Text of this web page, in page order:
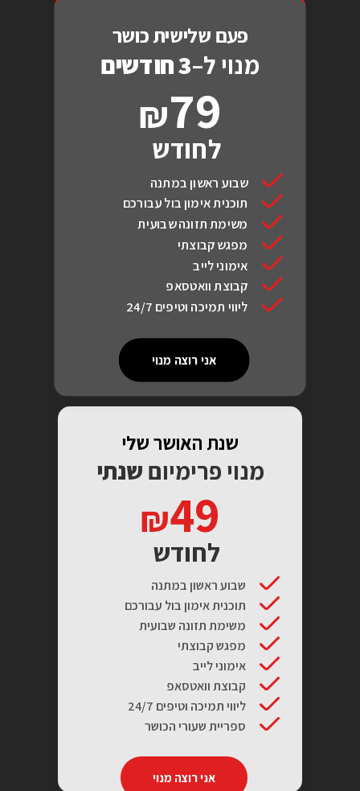
פעם שלישית כושר
מנוי ל–3 חודשים
79
לחודש
שבוע ראשון במתנה
תוכנית אימון בול עבורכם
משימת תזונה שבועית
מפגש קבוצתי
אימוני לייב
קבוצת וואטסאפ
ליווי תמיכה וטיפים 24/7
אני רוצה מנוי
שנת האושר שלי
מנוי פרימיום שנתי
49
לחודש
שבוע ראשון במתנה
תוכנית אימון בול עבורכם
משימת תזונה שבועית
מפגש קבוצתי
אימוני לייב
קבוצת וואטסאפ
ליווי תמיכה וטיפים 24/7
ספריית שעורי הכושר
אני רוצה מנוי